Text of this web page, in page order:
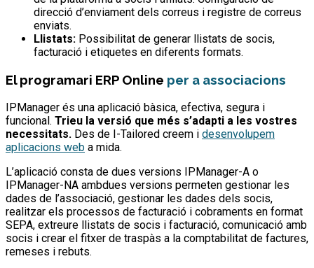
direcció d’enviament dels correus i registre de correus
enviats.
Llistats: Possibilitat de generar llistats de socis,
facturació i etiquetes en diferents formats.
El programari ERP Online per a associacions
IPManager és una aplicació bàsica, efectiva, segura i
funcional. Trieu la versió que més s’adapti a les vostres
necessitats. Des de I-Tailored creem i desenvolupem
aplicacions web a mida.
L’aplicació consta de dues versions IPManager-A o
IPManager-NA ambdues versions permeten gestionar les
dades de l’associació, gestionar les dades dels socis,
realitzar els processos de facturació i cobraments en format
SEPA, extreure llistats de socis i facturació, comunicació amb
socis i crear el fitxer de traspàs a la comptabilitat de factures,
remeses i rebuts.